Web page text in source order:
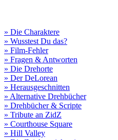
» Die Charaktere
» Wusstest Du das?
» Film-Fehler
» Fragen & Antworten
» Die Drehorte
» Der DeLorean
» Herausgeschnitten
» Alternative Drehbücher
» Drehbücher & Scripte
» Tribute an ZidZ
» Courthouse Square
» Hill Valley